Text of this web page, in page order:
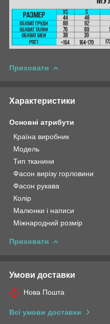
Приховати
Характеристики
Основні атрибути
Країна виробник
Модель
Тип тканини
Фасон вирізу горловини
Фасон рукава
Колір
Малюнки і написи
Міжнародний розмір
Приховати
Умови доставки
Нова Пошта
Всі умови доставки